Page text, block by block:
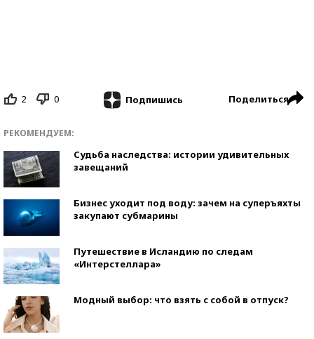
2 0 Подпишись Поделиться
РЕКОМЕНДУЕМ:
Судьба наследства: истории удивительных
завещаний
Бизнес уходит под воду: зачем на суперъяхты
закупают субмарины
Путешествие в Исландию по следам
«Интерстеллара»
Модный выбор: что взять с собой в отпуск?